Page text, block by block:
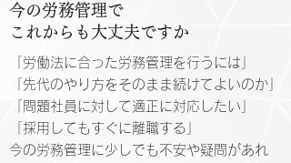
今の労務管理で
これからも大丈夫ですか
「労働法に合った労務管理を行うには」
「先代のやり方をそのまま続けてよいのか」
「問題社員に対して適正に対応したい」
「採用してもすぐに離職する」
今の労務管理に少しでも不安や疑問があれ